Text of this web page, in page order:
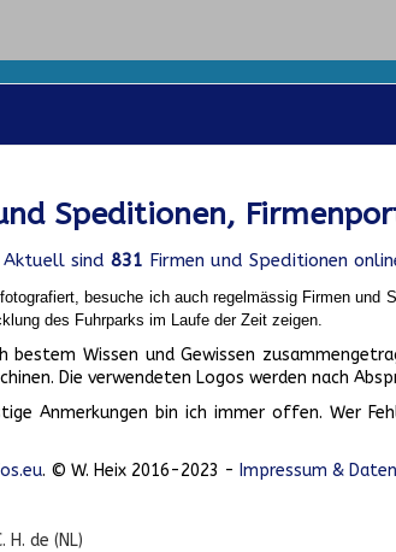
Speditionen,
Aktuell sind 831 Firmen und Speditionen
besuche ich auch regelmässig Firmen
des Fuhrparks im Laufe der Zeit zeigen.
bestem Wissen und Gewissen
Die verwendeten Logos werden nach
Anmerkungen bin ich immer offen.
. © W. Heix 2016-2023 - Impressum &
H. de (NL)